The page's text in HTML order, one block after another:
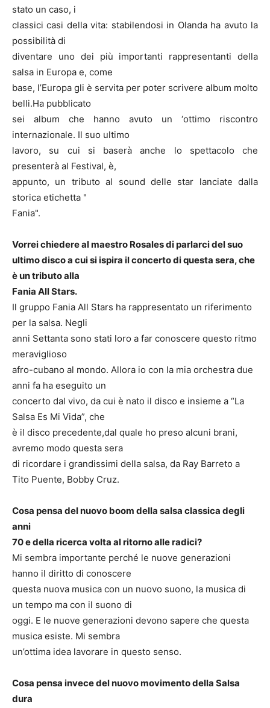
stato un caso, i
classici casi della vita: stabilendosi in Olanda ha avuto la
possibilità di
diventare uno dei più importanti rappresentanti della
salsa in Europa e, come
base, l’Europa gli è servita per poter scrivere album molto
belli.Ha pubblicato
sei album che hanno avuto un ‘ottimo riscontro
internazionale. Il suo ultimo
lavoro, su cui si baserà anche lo spettacolo che
presenterà al Festival, è,
appunto, un tributo al sound delle star lanciate dalla
storica etichetta "
Fania".
Vorrei chiedere al maestro Rosales di parlarci del suo
ultimo disco a cui si ispira il concerto di questa sera, che
è un tributo alla
Fania All Stars.
Il gruppo Fania All Stars ha rappresentato un riferimento
per la salsa. Negli
anni Settanta sono stati loro a far conoscere questo ritmo
meraviglioso
afro-cubano al mondo. Allora io con la mia orchestra due
anni fa ha eseguito un
concerto dal vivo, da cui è nato il disco e insieme a “La
Salsa Es Mi Vida”, che
è il disco precedente,dal quale ho preso alcuni brani,
avremo modo questa sera
di ricordare i grandissimi della salsa, da Ray Barreto a
Tito Puente, Bobby Cruz.
Cosa pensa del nuovo boom della salsa classica degli
anni
70 e della ricerca volta al ritorno alle radici?
Mi sembra importante perché le nuove generazioni
hanno il diritto di conoscere
questa nuova musica con un nuovo suono, la musica di
un tempo ma con il suono di
oggi. E le nuove generazioni devono sapere che questa
musica esiste. Mi sembra
un’ottima idea lavorare in questo senso.
Cosa pensa invece del nuovo movimento della Salsa
dura